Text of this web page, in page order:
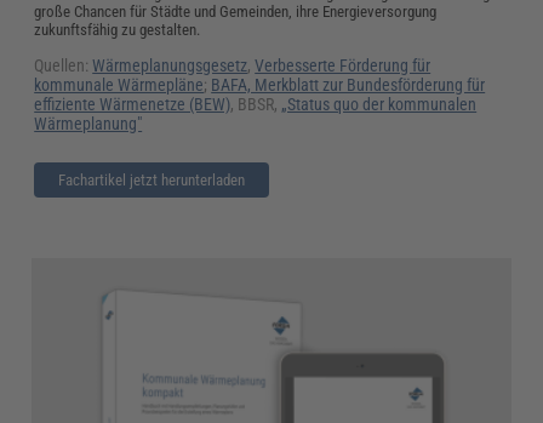
große Chancen für Städte und Gemeinden, ihre Energieversorgung
zukunftsfähig zu gestalten.
Quellen:Wärmeplanungsgesetz,Verbesserte Förderung für
kommunale Wärmepläne; BAFA, Merkblatt zur Bundesförderung für
effiziente Wärmenetze (BEW), BBSR, „Status quo der kommunalen
Wärmeplanung"
Fachartikel jetzt herunterladen